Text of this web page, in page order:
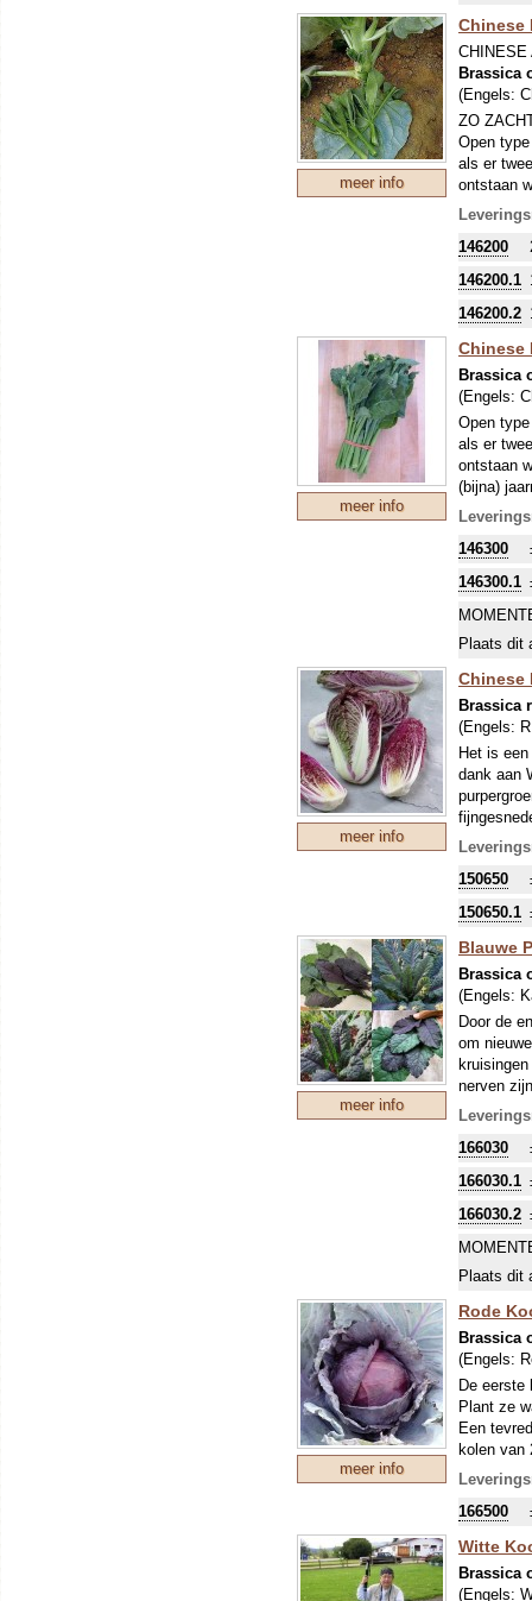
meer info
Chinese
CHINESE
Brassica
(Engels:
ZO
Open
als er
ontstaan
We
eerder
146200
146200.1
146200.2
meer info
Chinese
Brassica
(Engels:
Open
als er
ontstaan
(bijna)
146300
146300.1
Plaats dit
meer info
Chinese
Brassica
(Engels:
Het is
dank aan
150650
150650.1
meer info
Blauwe
Brassica
(Engels:
Door de
om
nerven
voorjaar
166030
166030.1
166030.2
Plaats dit
meer info
Rode
Brassica
(Engels:
De
Plant ze
Een
kolen van
kali en
166500
Witte
Brassica
(Engels: